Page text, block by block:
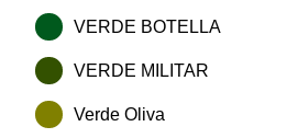
VERDE BOTELLA
VERDE MILITAR
Verde Oliva